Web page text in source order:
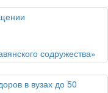
содружества»